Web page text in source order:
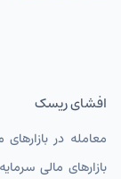
افشای ریسک
معامله در
بازارهای مالی